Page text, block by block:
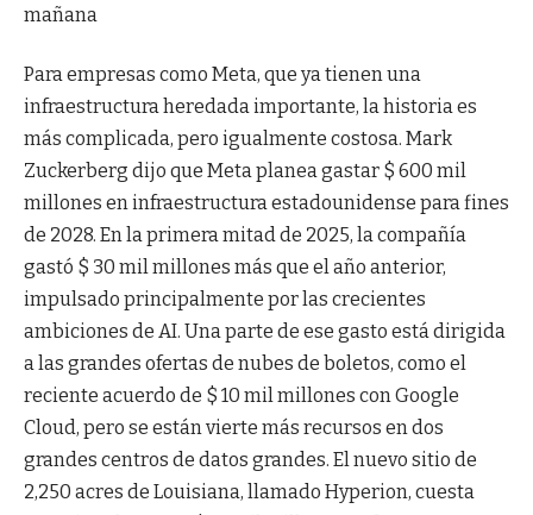
mañana
Para empresas como Meta, que ya tienen una
infraestructura heredada importante, la historia es
más complicada, pero igualmente costosa. Mark
Zuckerberg dijo que Meta planea gastar $ 600 mil
millones en infraestructura estadounidense para fines
de 2028. En la primera mitad de 2025, la compañía
gastó $ 30 mil millones más que el año anterior,
impulsado principalmente por las crecientes
ambiciones de AI. Una parte de ese gasto está dirigida
a las grandes ofertas de nubes de boletos, como el
reciente acuerdo de $ 10 mil millones con Google
Cloud, pero se están vierte más recursos en dos
grandes centros de datos grandes. El nuevo sitio de
2,250 acres de Louisiana, llamado Hyperion, cuesta